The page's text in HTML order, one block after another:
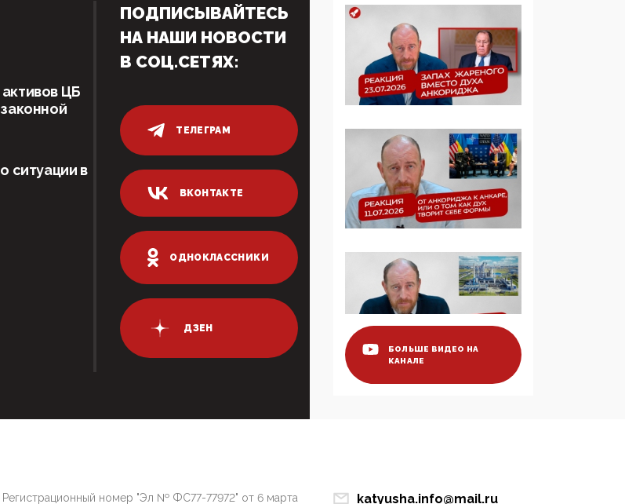
11:53, 09 Июня 2026
Прокуратура наконец
увидела
экстремистскую
деятельность ИИТО
ЮНЕСКО в России, но
продолжают
определять повестку в
образовании
09:43, 01 Июня 2026
5G за счет здоровья
намерено отобрать у
регионов и
муниципалитетов право
защищать жилые дома
и социальные объекты
от ЭМИ
05:58, 26 Мая 2026
07:39, 25 Мая 2026
БОЛЬШЕ ВИДЕО НА
КАНАЛЕ
ЦБ
ситуации в
ПОДПИСЫВАЙТЕСЬ
НА НАШИ НОВОСТИ
В СОЦ.СЕТЯХ:
ТЕЛЕГРАМ
ВКОНТАКТЕ
ОДНОКЛАССНИКИ
ДЗЕН
номер "Эл № ФС77-77972" от 6 марта katyusha.info@mail.ru